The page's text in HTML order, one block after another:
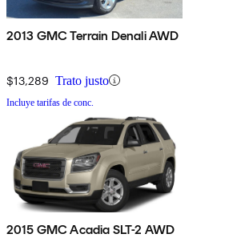
2013 GMC Terrain Denali AWD
$13,289 Trato justo
Incluye tarifas de conc.
2015 GMC Acadia SLT-2 AWD